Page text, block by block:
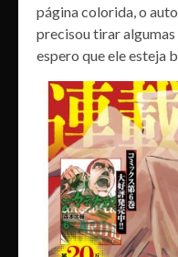
página colorida, o
precisou tirar
espero que ele esteja